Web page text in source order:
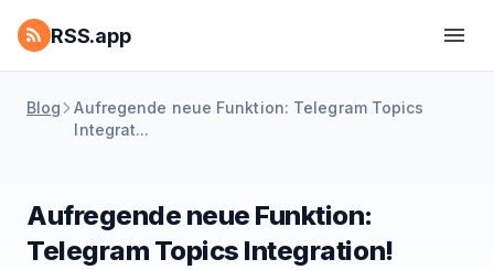
RSS.app
Blog
Aufregende neue Funktion: Telegram Topics
Integrat...
Aufregende neue Funktion:
Telegram Topics Integration!